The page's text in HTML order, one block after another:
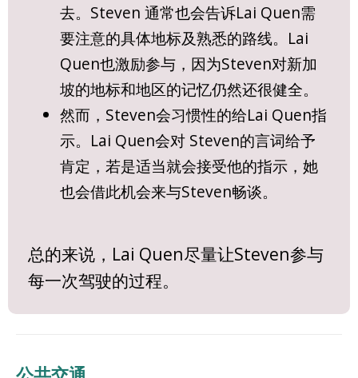
去。Steven 通常也会告诉Lai Quen需
要注意的具体地标及熟悉的路线。Lai
Quen也激励参与，因为Steven对新加
坡的地标和地区的记忆仍然还很健全。
然而，Steven会习惯性的给Lai Quen指
示。Lai Quen会对 Steven的言词给予
肯定，若是适当就会接受他的指示，她
也会借此机会来与Steven畅谈。
总的来说，Lai Quen尽量让Steven参与
每一次驾驶的过程。